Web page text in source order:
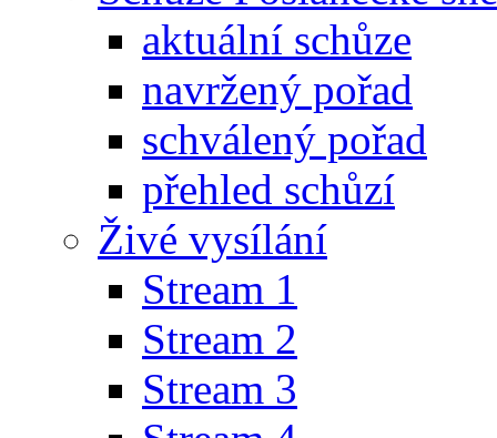
aktuální schůze
navržený pořad
schválený pořad
přehled schůzí
Živé vysílání
Stream 1
Stream 2
Stream 3